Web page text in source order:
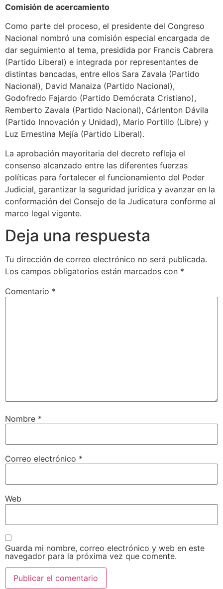
Comisión de acercamiento
Como parte del proceso, el presidente del Congreso
Nacional nombró una comisión especial encargada de
dar seguimiento al tema, presidida por Francis Cabrera
(Partido Liberal) e integrada por representantes de
distintas bancadas, entre ellos Sara Zavala (Partido
Nacional), David Manaiza (Partido Nacional),
Godofredo Fajardo (Partido Demócrata Cristiano),
Remberto Zavala (Partido Nacional), Cárlenton Dávila
(Partido Innovación y Unidad), Mario Portillo (Libre) y
Luz Ernestina Mejía (Partido Liberal).
La aprobación mayoritaria del decreto refleja el
consenso alcanzado entre las diferentes fuerzas
políticas para fortalecer el funcionamiento del Poder
Judicial, garantizar la seguridad jurídica y avanzar en la
conformación del Consejo de la Judicatura conforme al
marco legal vigente.
Deja una respuesta
Tu dirección de correo electrónico no será publicada.
Los campos obligatorios están marcados con *
Comentario *
Nombre *
Correo electrónico *
Web
Guarda mi nombre, correo electrónico y web en este
navegador para la próxima vez que comente.